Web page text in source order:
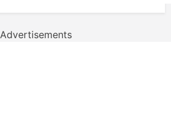
Advertisements